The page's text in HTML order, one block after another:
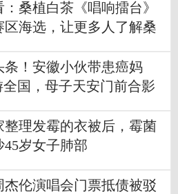
桑植白茶《唱响擂台》
区海选，让更多人了解桑
条！安徽小伙带患癌妈
全国，母子天安门前合影
整理发霉的衣被后，霉菌
45岁女子肺部
杰伦演唱会门票抵债被驳